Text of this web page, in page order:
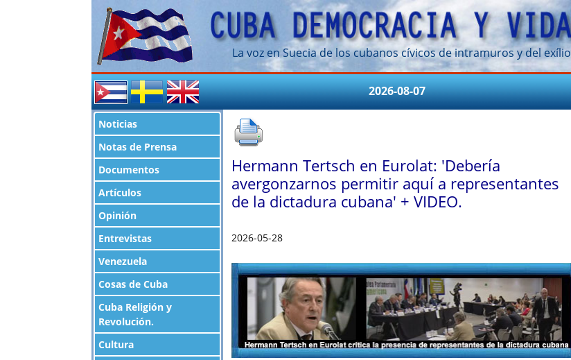
La voz en Suecia de los cubanos cívicos de intramuros y del exílio
2026-08-07
Noticias
Notas de Prensa
Documentos
Artículos
Opinión
Entrevistas
Venezuela
Cosas de Cuba
Cuba Religión y
Revolución.
Cultura
Hermann Tertsch en Eurolat: 'Debería
avergonzarnos permitir aquí a representantes
de la dictadura cubana' + VIDEO.
2026-05-28